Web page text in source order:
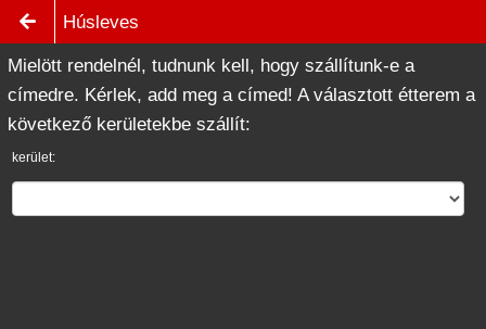
Mielött rendelnél, tudnunk kell, hogy szállítunk-e a
címedre. Kérlek, add meg a címed! A választott étterem a
következő kerületekbe szállít:
kerület:
Húsleves